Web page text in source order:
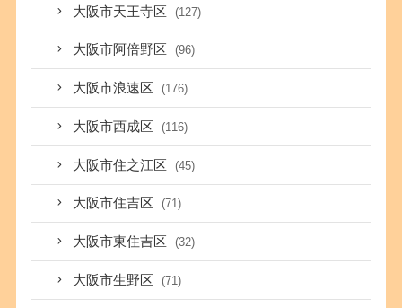
大阪市天王寺区 (127)
大阪市阿倍野区 (96)
大阪市浪速区 (176)
大阪市西成区 (116)
大阪市住之江区 (45)
大阪市住吉区 (71)
大阪市東住吉区 (32)
大阪市生野区 (71)